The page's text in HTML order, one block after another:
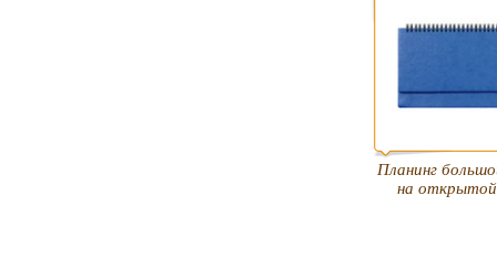
Планинг
на